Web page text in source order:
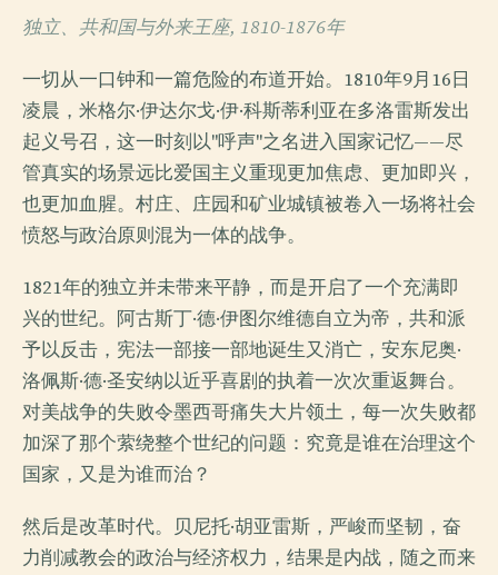
独立、共和国与外来王座, 1810-1876年
一切从一口钟和一篇危险的布道开始。1810年9月16日
凌晨，米格尔·伊达尔戈·伊·科斯蒂利亚在多洛雷斯发出
起义号召，这一时刻以"呼声"之名进入国家记忆——尽
管真实的场景远比爱国主义重现更加焦虑、更加即兴，
也更加血腥。村庄、庄园和矿业城镇被卷入一场将社会
愤怒与政治原则混为一体的战争。
1821年的独立并未带来平静，而是开启了一个充满即
兴的世纪。阿古斯丁·德·伊图尔维德自立为帝，共和派
予以反击，宪法一部接一部地诞生又消亡，安东尼奥·
洛佩斯·德·圣安纳以近乎喜剧的执着一次次重返舞台。
对美战争的失败令墨西哥痛失大片领土，每一次失败都
加深了那个萦绕整个世纪的问题：究竟是谁在治理这个
国家，又是为谁而治？
然后是改革时代。贝尼托·胡亚雷斯，严峻而坚韧，奋
力削减教会的政治与经济权力，结果是内战，随之而来